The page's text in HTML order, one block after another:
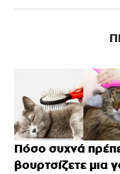
Πόσο συχνά
βουρτσίζετε μια